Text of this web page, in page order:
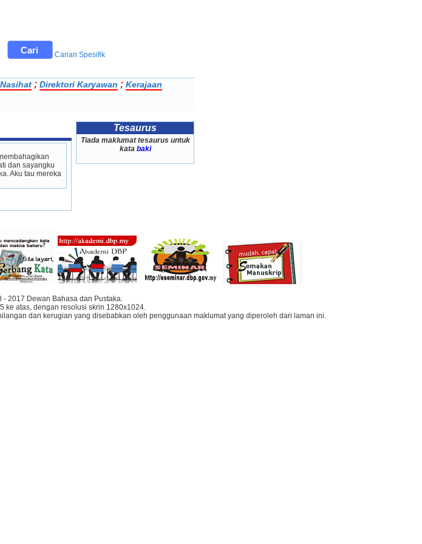
Carian Spesifik
; Direktori Karyawan ; Kerajaan
dan sayangku
Aku tau mereka
Tesaurus
Tiada maklumat tesaurus untuk
kata baki
2017 Dewan Bahasa dan Pustaka.
ke atas, dengan resolusi skrin 1280x1024.
dan kerugian yang disebabkan oleh penggunaan maklumat yang diperoleh dari laman ini.